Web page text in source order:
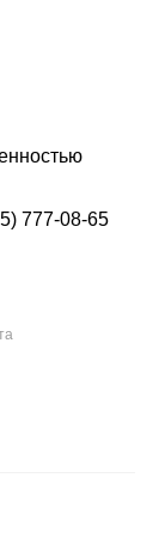
777-08-65